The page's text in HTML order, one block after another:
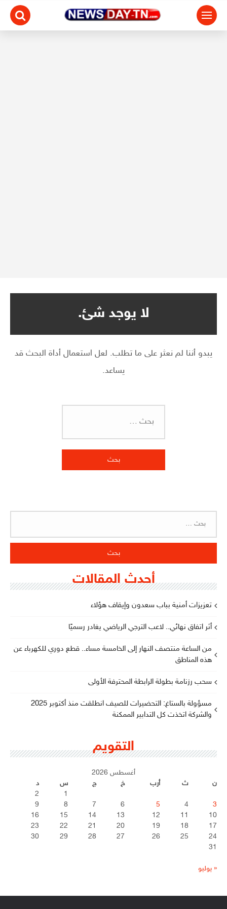
لا يوجد شئ.
يبدو أننا لم نعثر على ما تطلب. لعل استعمال أداة البحث قد
يساعد.
أحدث المقالات
تعزيزات أمنية بباب سعدون وإيقاف هؤلاء
أثر اتفاق نهائي.. لاعب الترجي الرياضي يغادر رسميًا
من الساعة منتصف النهار إلى الخامسة مساء.. قطع دوري للكهرباء عن
هذه المناطق
سحب رزنامة بطولة الرابطة المحترفة الأولى
مسؤولة بالستاغ: التحضيرات للصيف انطلقت منذ أكتوبر 2025
والشركة اتخذت كل التدابير الممكنة
التقويم
أغسطس 2026
ن
ث أرب خ ج س
د
1
2
3
4
5
6
7
8
9
10
11
12
13
14
15
16
17
18
19
20
21
22
23
24
25
26
27
28
29
30
31
« يوليو